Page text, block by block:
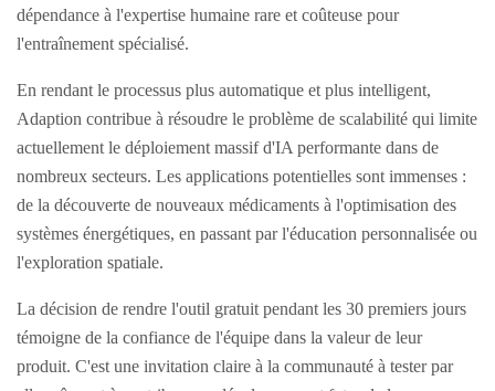
dépendance à l'expertise humaine rare et coûteuse pour
l'entraînement spécialisé.
En rendant le processus plus automatique et plus intelligent,
Adaption contribue à résoudre le problème de scalabilité qui limite
actuellement le déploiement massif d'IA performante dans de
nombreux secteurs. Les applications potentielles sont immenses :
de la découverte de nouveaux médicaments à l'optimisation des
systèmes énergétiques, en passant par l'éducation personnalisée ou
l'exploration spatiale.
La décision de rendre l'outil gratuit pendant les 30 premiers jours
témoigne de la confiance de l'équipe dans la valeur de leur
produit. C'est une invitation claire à la communauté à tester par